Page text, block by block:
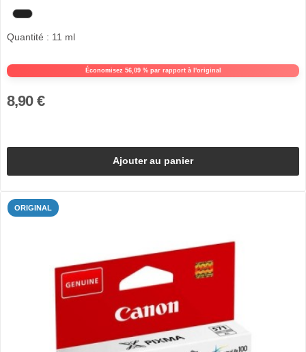
Économisez 56,09 % par rapport à l'original
Quantité : 11 ml
8,90 €
Ajouter au panier
ORIGINAL